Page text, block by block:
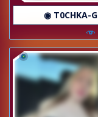
◉ T0CHKA-G